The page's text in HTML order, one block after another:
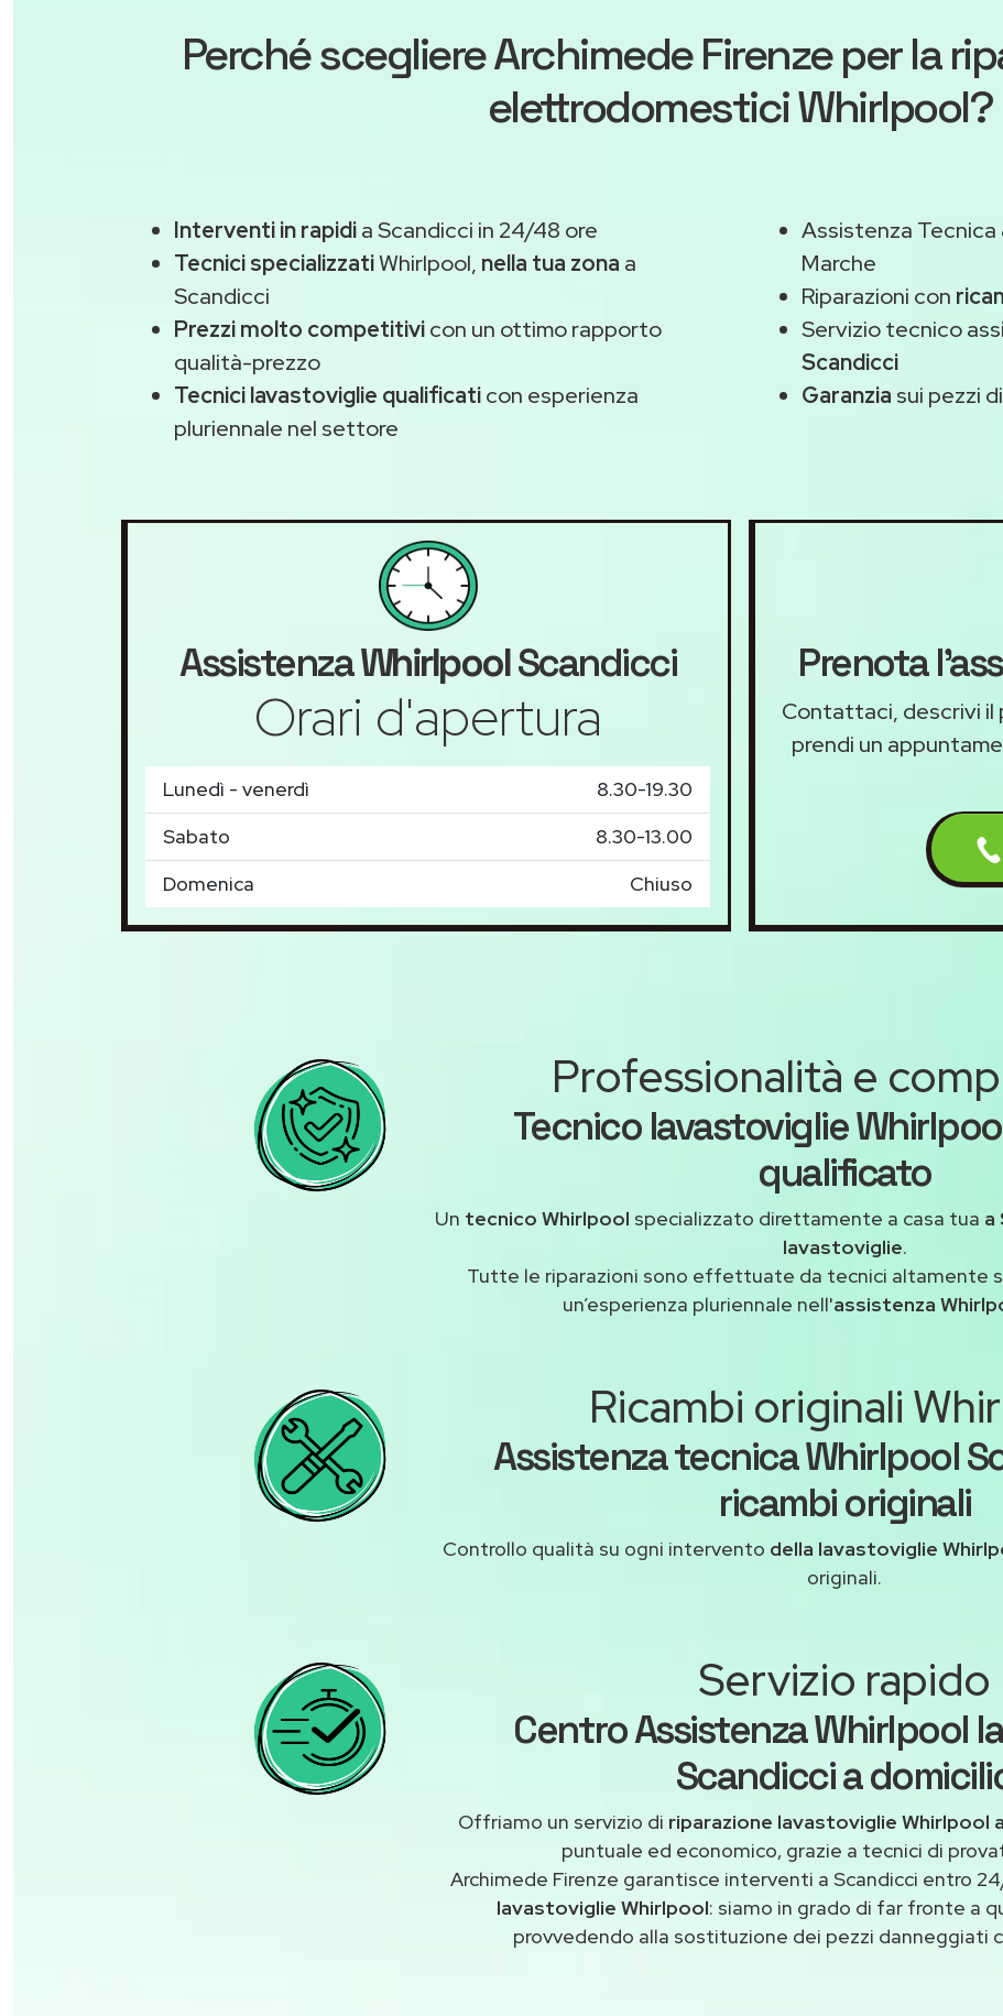
Perché scegliereArchimede Firenzeper la
elettrodomestici Whirlpool?
Interventi in rapidia Scandicci in 24/48 ore
Tecnici specializzatiWhirlpool, nella tua zona a
Scandicci
Prezzi molto competitivicon un ottimo rapporto
qualità-prezzo
Tecnici lavastoviglie qualificaticon esperienza
pluriennale nel settore
Assistenza
Marche
Riparazioni con
Servizio tecnico
Scandicci
Garanzia sui pezzi
AssistenzaWhirlpoolScandicci
Orari d'apertura
Lunedì - venerdì
8.30-19.30
Sabato
8.30-13.00
Domenica
Chiuso
Prenota
Contattaci, descrivi il
prendi un
Professionalità e
Tecnico lavastoviglie
qualificato
Un tecnico Whirlpool specializzato direttamente a casa tua a
lavastoviglie.
Tutte le riparazioni sono effettuate da tecnici altamente
un’esperienza pluriennale nell'assistenza
Ricambi originali
Assistenza tecnica Whirlpool
ricambi originali
Controllo qualità su ogni intervento della lavastoviglie
originali.
Servizio rapido
Centro Assistenza Whirlpool
Scandicci a
Offriamo un servizio di riparazione lavastoviglie Whirlpool
puntuale ed economico, grazie a tecnici di
Archimede Firenze garantisce interventi a Scandicci entro
lavastoviglie Whirlpool: siamo in grado di far fronte a
provvedendo alla sostituzione dei pezzi danneggiati